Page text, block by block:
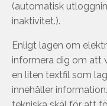
(automatisk
inaktivitet.).
Enligt lagen om
informera dig om att
en liten textfil som
innehåller